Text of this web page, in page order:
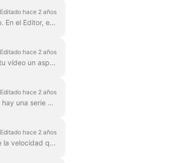
Editado hace 2 años
En Wave.video, puedes cambiar fácilmente el tamaño de tu vídeo a diferentes relaciones de aspecto. En el Editor, en el paso "Redimensionar vídeo", puedes ...
Editado hace 2 años
Un filtro de color es una superposición que puedes añadir a tus vídeos. Es útil cuando quieres dar a tu vídeo un aspecto de marca consistente y hacer que tu...
Editado hace 2 años
Wave.video cuenta con más de 300 millones de clips de vídeo e imágenes de archivo, pero también hay una serie de características que nuestros usuarios y el personal...
Editado hace 2 años
Puedes cambiar la velocidad del videoclip en Wave.video. Para ello, vaya al paso Editar y seleccione la velocidad que desee. Por defecto, la velocidad del vídeo es ...